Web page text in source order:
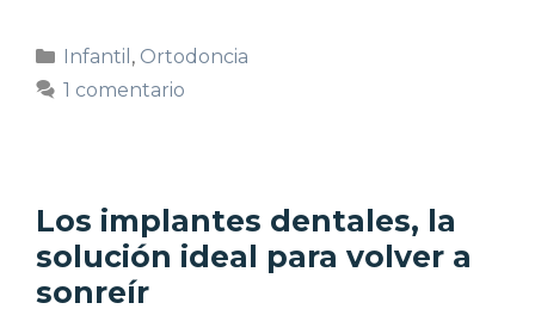
Infantil , Ortodoncia
1 comentario
Los implantes dentales, la
solución ideal para volver a
sonreír